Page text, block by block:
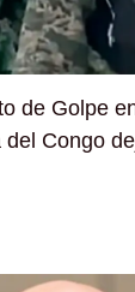
de Golpe
del Congo